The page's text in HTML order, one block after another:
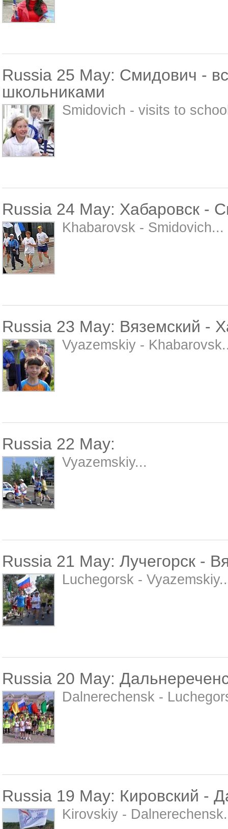
Russia 25 May: Смидович -
школьниками
Smidovich - visits to
Russia 24 May: Хабаровск -
Khabarovsk - Smidovich...
Russia 23 May: Вяземский -
Vyazemskiy -
Russia 22 May:
Vyazemskiy...
Russia 21 May: Лучегорск -
Luchegorsk -
Russia 20 May:
Dalnerechensk -
Russia 19 May: Кировский -
Kirovskiy -